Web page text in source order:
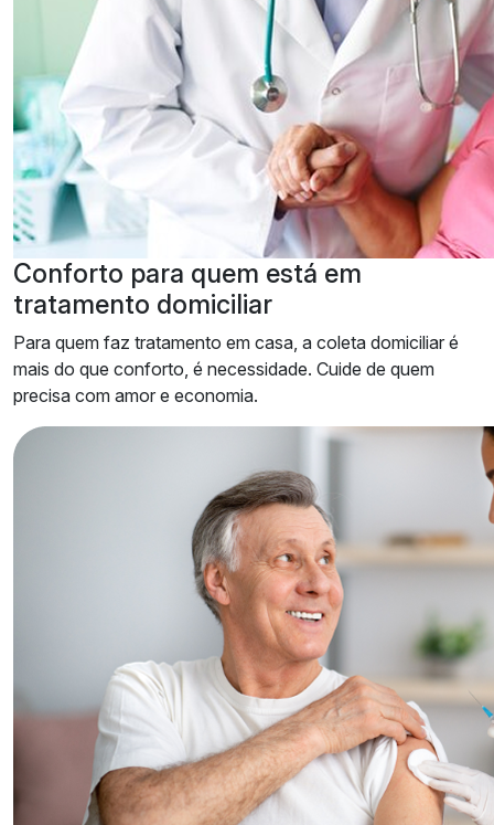
Conforto para quem está em
tratamento domiciliar
Para quem faz tratamento em casa, a coleta domiciliar é
mais do que conforto, é necessidade. Cuide de quem
precisa com amor e economia.